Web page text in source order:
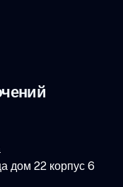
дом 22 корпус 6